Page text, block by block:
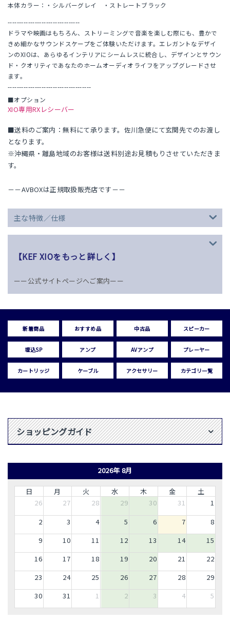
本体カラー：・シルバーグレイ ・ストレートブラック
--------------------------------
ドラマや映画はもちろん、ストリーミングで音楽を楽しむ際にも、豊かで
きめ細かなサウンドスケープをご体験いただけます。エレガントなデザイ
ンのXIOは、あらゆるインテリアにシームレスに統合し、デザインとサウン
ド・クオリティであなたのホームオーディオライフをアップグレードさせ
ます。
-------------------------------------
■オプション
XIO専用RXレシーバー
■送料のご案内：無料にて承ります。佐川急便にて玄関先でのお渡し
となります。
※沖縄県・離島地域のお客様は送料別途お見積もりさせていただきま
す。
－－AVBOXは正規取扱販売店です－－
主な特徴／仕様
【KEF XIOをもっと詳しく】
ーー公式サイトページへご案内ーー
新着商品 おすすめ品 中古品 スピーカー
埋込SP アンプ AVアンプ プレーヤー
カートリッジ ケーブル アクセサリー カテゴリ一覧
ショッピングガイド
2026年 8月
日 月 火 水 木 金
土
26
27 28 29 30 31
1
2
3 4 5 6 7
8
9
10 11 12 13 14
15
16
17 18 19 20 21
22
23
24 25 26 27 28
29
30
31 1 2 3 4 5